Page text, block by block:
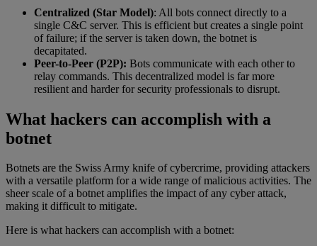
Centralized (Star Model): All bots connect directly to a
single C&C server. This is efficient but creates a single point
of failure; if the server is taken down, the botnet is
decapitated.
Peer-to-Peer (P2P): Bots communicate with each other to
relay commands. This decentralized model is far more
resilient and harder for security professionals to disrupt.
What hackers can accomplish with a
botnet
Botnets are the Swiss Army knife of cybercrime, providing attackers
with a versatile platform for a wide range of malicious activities. The
sheer scale of a botnet amplifies the impact of any cyber attack,
making it difficult to mitigate.
Here is what hackers can accomplish with a botnet: